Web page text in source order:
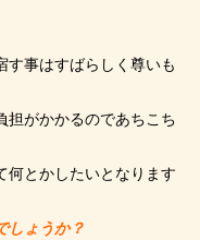
す事はすばらしく尊いも
担がかかるのであちこち
何とかしたいとなります
しょうか？